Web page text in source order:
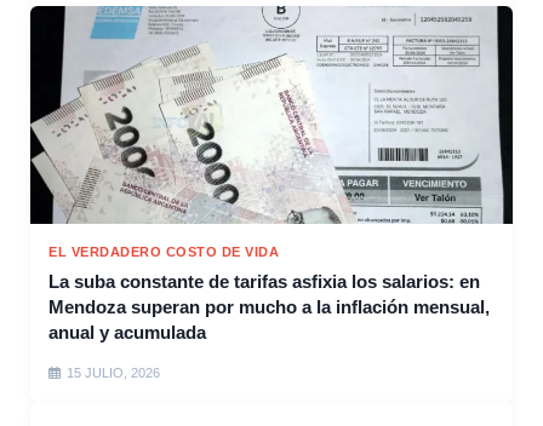
EL VERDADERO COSTO DE VIDA
La suba constante de tarifas asfixia los salarios: en
Mendoza superan por mucho a la inflación mensual,
anual y acumulada
15 JULIO, 2026